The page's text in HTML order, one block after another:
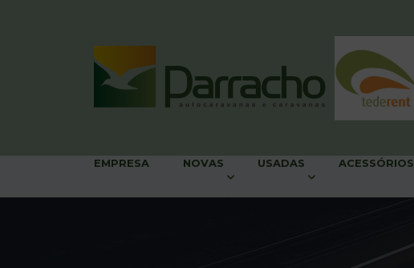
EMPRESA NOVAS USADAS ACESSÓRIOS